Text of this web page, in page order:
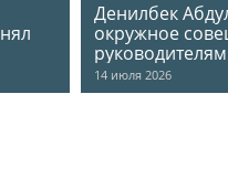
Денилбек
окружное
14 июля 2026